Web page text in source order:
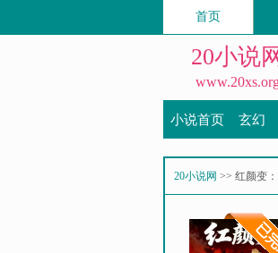
首页
20小说
小说首页 玄幻
20小说网 >> 红颜变